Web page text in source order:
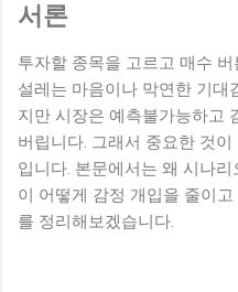
서론
투자할 종목을 고르고 매수
설레는 마음이나 막연한 기대
지만 시장은 예측불가능하고
버립니다. 그래서 중요한 것이
입니다. 본문에서는 왜 시나
이 어떻게 감정 개입을 줄이
를 정리해보겠습니다.